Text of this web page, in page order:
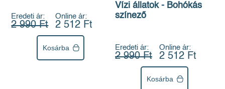
Eredeti ár:
2 990 Ft
Online ár:
2 512 Ft
Kosárba
Vízi állatok - Bohókás
színező
Eredeti ár:
2 990 Ft
Online ár:
2 512 Ft
Kosárba